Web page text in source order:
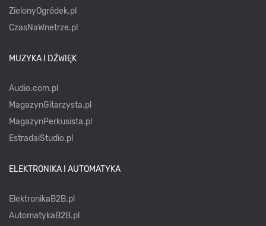
ZielonyOgródek.pl
CzasNaWnetrze.pl
MUZYKA I DŹWIĘK
Audio.com.pl
MagazynGitarzysta.pl
MagazynPerkusista.pl
EstradaiStudio.pl
ELEKTRONIKA I AUTOMATYKA
ElektronikaB2B.pl
AutomatykaB2B.pl